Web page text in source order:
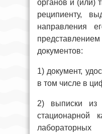
органов и (или)
реципиенту,
направления
документов:
1) документ,
в том числе в
2) выписки из
стационарной